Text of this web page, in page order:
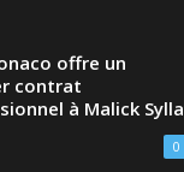
offre un
contrat
à Malick Sylla
0